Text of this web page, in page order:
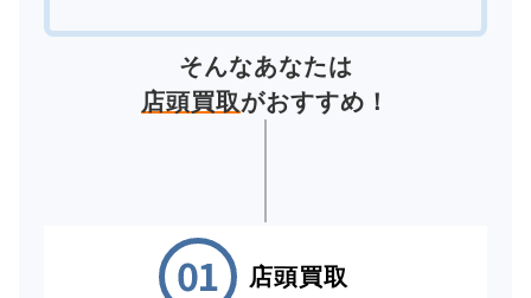
そんなあなたは
店頭買取がおすすめ！
店頭買取